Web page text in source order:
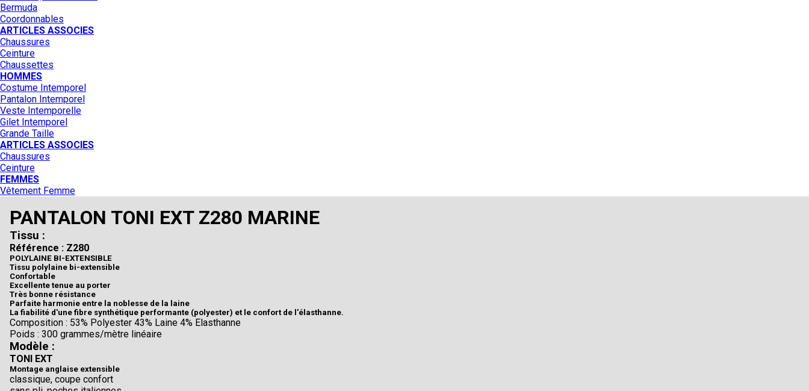
Bermuda
Coordonnables
ARTICLES ASSOCIES
Chaussures
Ceinture
Chaussettes
HOMMES
Costume Intemporel
Pantalon Intemporel
Veste Intemporelle
Gilet Intemporel
Grande Taille
ARTICLES ASSOCIES
Chaussures
Ceinture
FEMMES
Vêtement Femme
PANTALON TONI EXT Z280 MARINE
Tissu :
Référence : Z280
POLYLAINE BI-EXTENSIBLE
Tissu polylaine bi-extensible
Confortable
Excellente tenue au porter
Très bonne résistance
Parfaite harmonie entre la noblesse de la laine
La fiabilité d'une fibre synthétique performante (polyester) et le confort de l'élasthanne.
Composition : 53% Polyester 43% Laine 4% Elasthanne
Poids : 300 grammes/mètre linéaire
Modèle :
TONI EXT
Montage anglaise extensible
classique, coupe confort